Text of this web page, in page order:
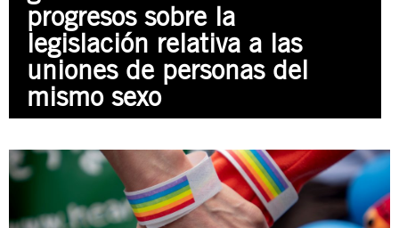
progresos sobre la
legislación relativa a las
uniones de personas del
mismo sexo